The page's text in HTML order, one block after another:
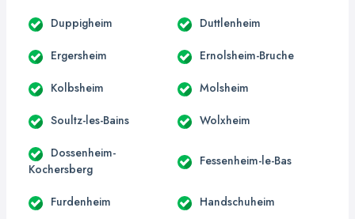
Duppigheim Duttlenheim
Ergersheim Ernolsheim-Bruche
Kolbsheim Molsheim
Soultz-les-Bains Wolxheim
Dossenheim-
Kochersberg
Fessenheim-le-Bas
Furdenheim Handschuheim